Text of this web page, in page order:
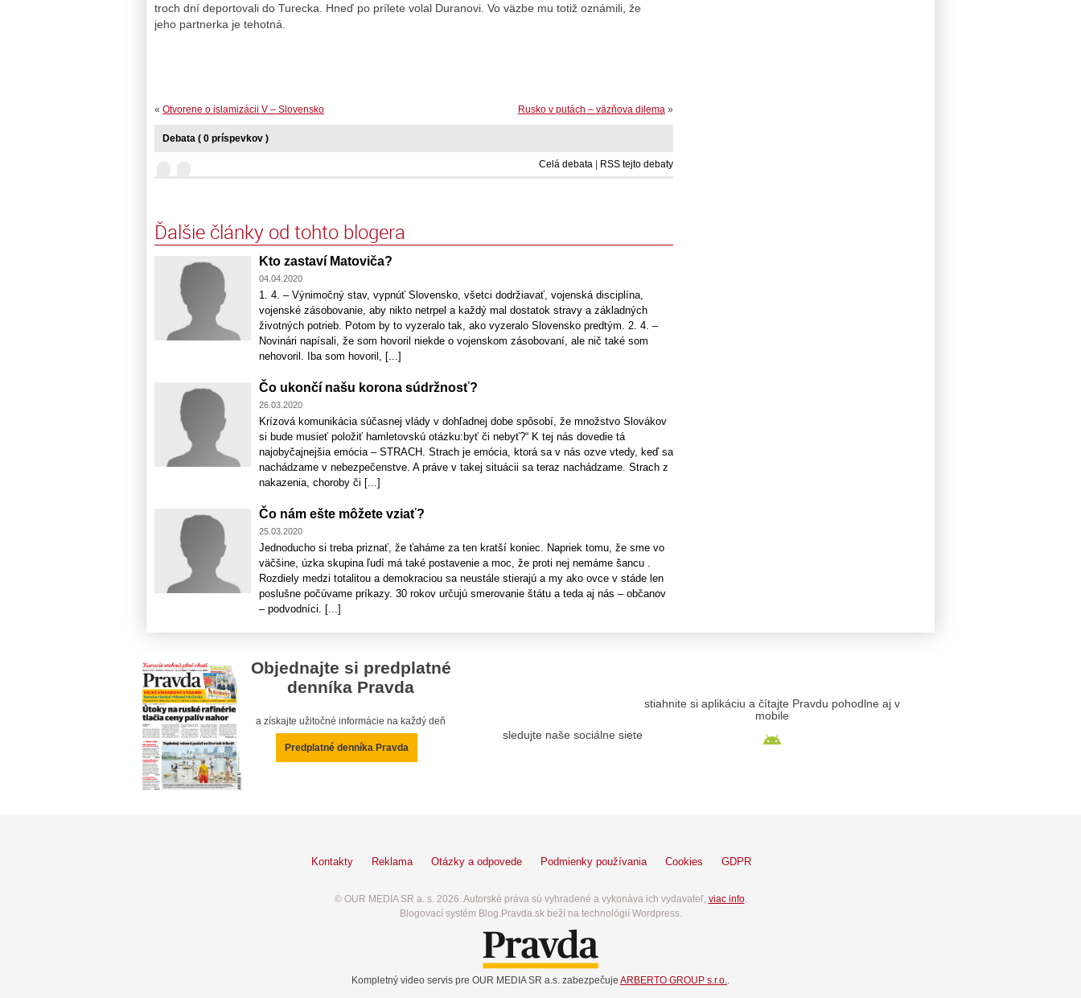
troch dní deportovali do Turecka. Hneď po prílete volal Duranovi. Vo väzbe mu totiž oznámili, že
jeho partnerka je tehotná.
Rusko v putách – väzňova dilema »
« Otvorene o islamizácii V – Slovensko
Debata ( 0 príspevkov )
Celá debata RSS tejto debaty
Ďalšie články od tohto blogera
Kto zastaví Matoviča?
04.04.2020
1. 4. – Výnimočný stav, vypnúť Slovensko, všetci dodržiavať, vojenská disciplína,
vojenské zásobovanie, aby nikto netrpel a každý mal dostatok stravy a základných
životných potrieb. Potom by to vyzeralo tak, ako vyzeralo Slovensko predtým. 2. 4. –
Novinári napísali, že som hovoril niekde o vojenskom zásobovaní, ale nič také som
nehovoril. Iba som hovoril, [...]
Čo ukončí našu korona súdržnosť?
26.03.2020
Krízová komunikácia súčasnej vlády v dohľadnej dobe spôsobí, že množstvo Slovákov
si bude musieť položiť hamletovskú otázku:byť či nebyť?“ K tej nás dovedie tá
najobyčajnejšia emócia – STRACH. Strach je emócia, ktorá sa v nás ozve vtedy, keď sa
nachádzame v nebezpečenstve. A práve v takej situácii sa teraz nachádzame. Strach z
nakazenia, choroby či [...]
Čo nám ešte môžete vziať?
25.03.2020
Jednoducho si treba priznať, že ťaháme za ten kratší koniec. Napriek tomu, že sme vo
väčšine, úzka skupina ľudí má také postavenie a moc, že proti nej nemáme šancu .
Rozdiely medzi totalitou a demokraciou sa neustále stierajú a my ako ovce v stáde len
poslušne počúvame príkazy. 30 rokov určujú smerovanie štátu a teda aj nás – občanov
– podvodníci. [...]
Objednajte si predplatné
denníka Pravda
a získajte užitočné informácie na každý deň
Predplatné denníka Pravda
sledujte naše sociálne siete
stiahnite si aplikáciu a čítajte Pravdu pohodlne aj v
mobile
Kontakty Reklama Otázky a odpovede Podmienky používania Cookies GDPR
© OUR MEDIA SR a. s. 2026. Autorské práva sú vyhradené a vykonáva ich vydavateľ, viac info.
Blogovací systém Blog.Pravda.sk beží na technológií Wordpress.
Kompletný video servis pre OUR MEDIA SR a.s. zabezpečuje ARBERTO GROUP s.r.o.